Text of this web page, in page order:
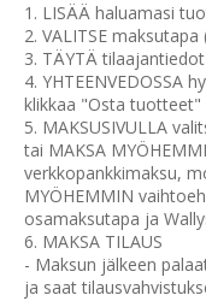
1. LISÄÄ haluamasi
2. VALITSE
3. TÄYTÄ
4. YHTEENVEDOSSA
klikkaa "Osta tuotteet"
5. MAKSUSIVULLA
tai MAKSA
verkkopankkimaksu,
MYÖHEMMIN
osamaksutapa ja
6. MAKSA TILAUS
- Maksun jälkeen
ja saat